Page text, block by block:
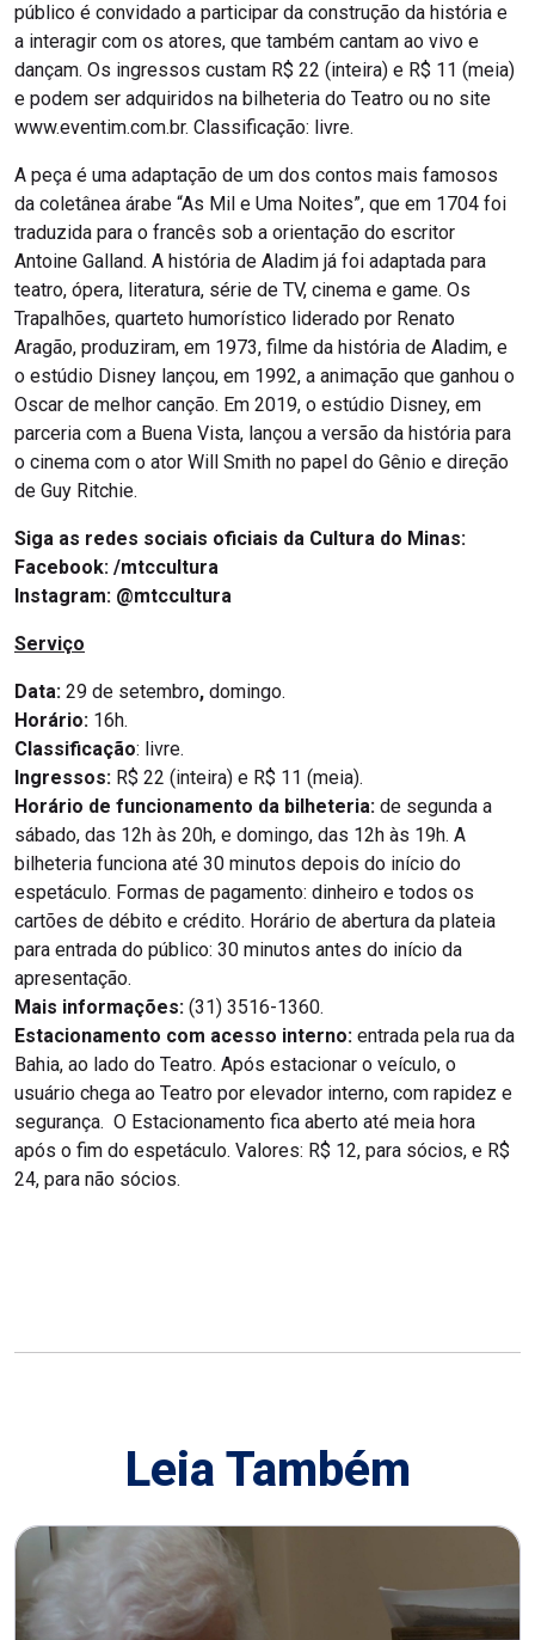
público é convidado a participar da construção da história e
a interagir com os atores, que também cantam ao vivo e
dançam. Os ingressos custam R$ 22 (inteira) e R$ 11 (meia)
e podem ser adquiridos na bilheteria do Teatro ou no site
www.eventim.com.br. Classificação: livre.
A peça é uma adaptação de um dos contos mais famosos
da coletânea árabe “As Mil e Uma Noites”, que em 1704 foi
traduzida para o francês sob a orientação do escritor
Antoine Galland. A história de Aladim já foi adaptada para
teatro, ópera, literatura, série de TV, cinema e game. Os
Trapalhões, quarteto humorístico liderado por Renato
Aragão, produziram, em 1973, filme da história de Aladim, e
o estúdio Disney lançou, em 1992, a animação que ganhou o
Oscar de melhor canção. Em 2019, o estúdio Disney, em
parceria com a Buena Vista, lançou a versão da história para
o cinema com o ator Will Smith no papel do Gênio e direção
de Guy Ritchie.
Siga as redes sociais oficiais da Cultura do Minas:
Facebook: /mtccultura
Instagram: @mtccultura
Serviço
Data: 29 de setembro, domingo.
Horário: 16h.
Classificação: livre.
Ingressos: R$ 22 (inteira) e R$ 11 (meia).
Horário de funcionamento da bilheteria: de segunda a
sábado, das 12h às 20h, e domingo, das 12h às 19h. A
bilheteria funciona até 30 minutos depois do início do
espetáculo. Formas de pagamento: dinheiro e todos os
cartões de débito e crédito. Horário de abertura da plateia
para entrada do público: 30 minutos antes do início da
apresentação.
Mais informações: (31) 3516-1360.
Estacionamento com acesso interno: entrada pela rua da
Bahia, ao lado do Teatro. Após estacionar o veículo, o
usuário chega ao Teatro por elevador interno, com rapidez e
segurança. O Estacionamento fica aberto até meia hora
após o fim do espetáculo. Valores: R$ 12, para sócios, e R$
24, para não sócios.
Leia Também